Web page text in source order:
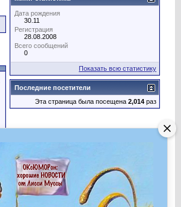
Дата рождения
30.11
Регистрация
28.08.2008
Всего сообщений
0
Показать всю статистику
Последние посетители
Эта страница была посещена 2,014 раз